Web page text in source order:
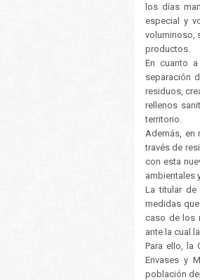
los días
especial y
voluminoso,
productos.
En cuanto
separación
residuos,
rellenos
territorio.
Además, en
través de
con esta
ambientales
La titular de
medidas
caso de los
ante la cual
Para ello, la
Envases y
población